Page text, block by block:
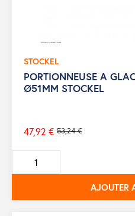
STOCKEL
PORTIONNEUSE A
Ø51MM STOCKEL
Prix
de
base
53,24 €
47,92 €
AJOUTER